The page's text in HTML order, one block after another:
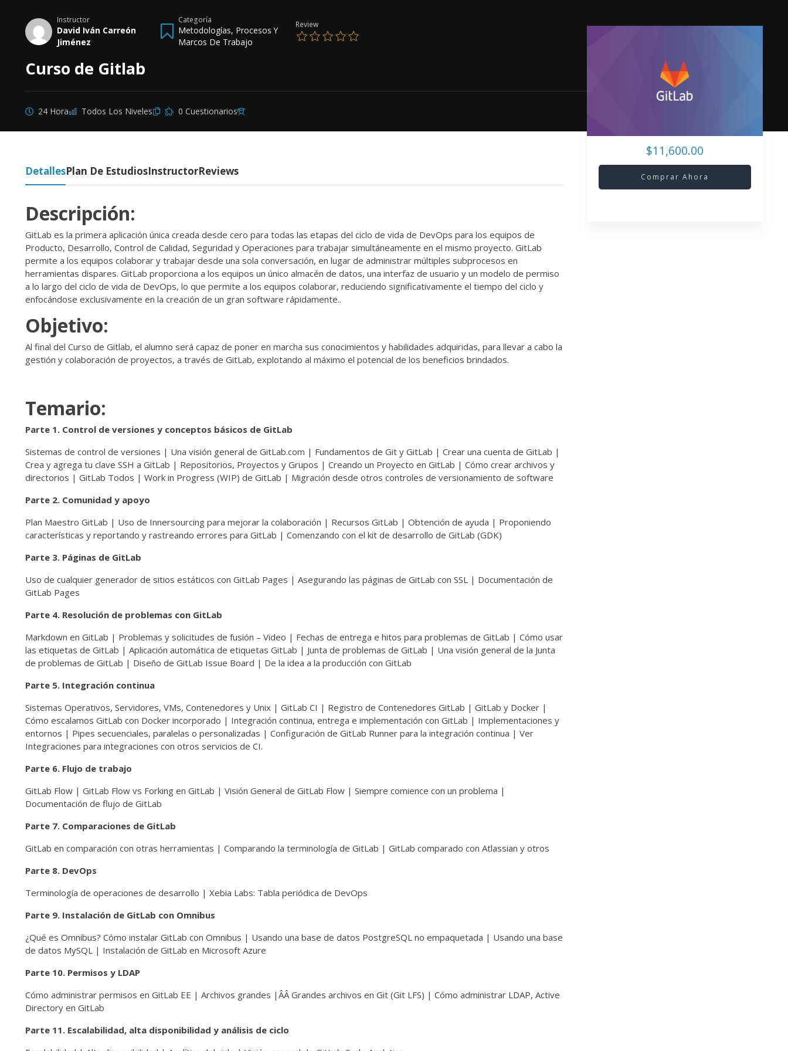
Instructor
David Iván Carreón
Jiménez
Categoría
Metodologías, Procesos Y
Marcos De Trabajo
Review
Curso de Gitlab
24 Hora Todos Los Niveles 0 Cuestionarios
DetallesPlan De EstudiosInstructorReviews
Descripción:
GitLab es la primera aplicación única creada desde cero para todas las etapas del ciclo de vida de DevOps para los equipos de
Producto, Desarrollo, Control de Calidad, Seguridad y Operaciones para trabajar simultáneamente en el mismo proyecto. GitLab
permite a los equipos colaborar y trabajar desde una sola conversación, en lugar de administrar múltiples subprocesos en
herramientas dispares. GitLab proporciona a los equipos un único almacén de datos, una interfaz de usuario y un modelo de permiso
a lo largo del ciclo de vida de DevOps, lo que permite a los equipos colaborar, reduciendo significativamente el tiempo del ciclo y
enfocándose exclusivamente en la creación de un gran software rápidamente..
Objetivo:
Al final del Curso de Gitlab, el alumno será capaz de poner en marcha sus conocimientos y habilidades adquiridas, para llevar a cabo la
gestión y colaboración de proyectos, a través de GitLab, explotando al máximo el potencial de los beneficios brindados.
Temario:
Parte 1. Control de versiones y conceptos básicos de GitLab
Sistemas de control de versiones | Una visión general de GitLab.com | Fundamentos de Git y GitLab | Crear una cuenta de GitLab |
Crea y agrega tu clave SSH a GitLab | Repositorios, Proyectos y Grupos | Creando un Proyecto en GitLab | Cómo crear archivos y
directorios | GitLab Todos | Work in Progress (WIP) de GitLab | Migración desde otros controles de versionamiento de software
Parte 2. Comunidad y apoyo
Plan Maestro GitLab | Uso de Innersourcing para mejorar la colaboración | Recursos GitLab | Obtención de ayuda | Proponiendo
características y reportando y rastreando errores para GitLab | Comenzando con el kit de desarrollo de GitLab (GDK)
Parte 3. Páginas de GitLab
Uso de cualquier generador de sitios estáticos con GitLab Pages | Asegurando las páginas de GitLab con SSL | Documentación de
GitLab Pages
Parte 4. Resolución de problemas con GitLab
Markdown en GitLab | Problemas y solicitudes de fusión – Video | Fechas de entrega e hitos para problemas de GitLab | Cómo usar
las etiquetas de GitLab | Aplicación automática de etiquetas GitLab | Junta de problemas de GitLab | Una visión general de la Junta
de problemas de GitLab | Diseño de GitLab Issue Board | De la idea a la producción con GitLab
Parte 5. Integración continua
Sistemas Operativos, Servidores, VMs, Contenedores y Unix | GitLab CI | Registro de Contenedores GitLab | GitLab y Docker |
Cómo escalamos GitLab con Docker incorporado | Integración continua, entrega e implementación con GitLab | Implementaciones y
entornos | Pipes secuenciales, paralelas o personalizadas | Configuración de GitLab Runner para la integración continua | Ver
Integraciones para integraciones con otros servicios de CI.
Parte 6. Flujo de trabajo
GitLab Flow | GitLab Flow vs Forking en GitLab | Visión General de GitLab Flow | Siempre comience con un problema |
Documentación de flujo de GitLab
Parte 7. Comparaciones de GitLab
GitLab en comparación con otras herramientas | Comparando la terminología de GitLab | GitLab comparado con Atlassian y otros
Parte 8. DevOps
Terminología de operaciones de desarrollo | Xebia Labs: Tabla periódica de DevOps
Parte 9. Instalación de GitLab con Omnibus
¿Qué es Omnibus? Cómo instalar GitLab con Omnibus | Usando una base de datos PostgreSQL no empaquetada | Usando una base
de datos MySQL | Instalación de GitLab en Microsoft Azure
Parte 10. Permisos y LDAP
Cómo administrar permisos en GitLab EE | Archivos grandes |ÂÂ Grandes archivos en Git (Git LFS) | Cómo administrar LDAP, Active
Directory en GitLab
Parte 11. Escalabilidad, alta disponibilidad y análisis de ciclo
$11,600.00
Comprar Ahora